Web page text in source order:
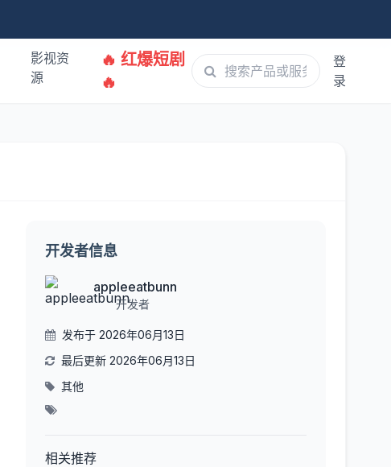
影视资
源
🔥 红爆短剧
🔥
登
录
开发者信息
appleeatbunn
开发者
发布于 2026年06月13日
最后更新 2026年06月13日
其他
相关推荐